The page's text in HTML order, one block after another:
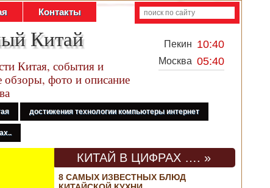
Контакты
Китай
Китая, события и
обзоры, фото и описание
Пекин 10:40
Москва 05:40
достижения технологии компьютеры интернет
КИТАЙ В ЦИФРАХ …. »
8 САМЫХ ИЗВЕСТНЫХ БЛЮД